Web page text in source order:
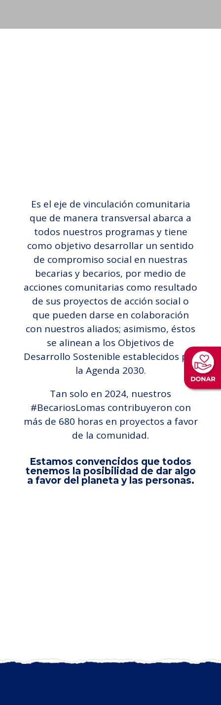
Es el eje de vinculación comunitaria
que de manera transversal abarca a
todos nuestros programas y tiene
como objetivo desarrollar un sentido
de compromiso social en nuestras
becarias y becarios, por medio de
acciones comunitarias como resultado
de sus proyectos de acción social o
que pueden darse en colaboración
con nuestros aliados; asimismo, éstos
se alinean a los Objetivos de
Desarrollo Sostenible establecidos por
la Agenda 2030.
Tan solo en 2024, nuestros
#BecariosLomas contribuyeron con
más de 680 horas en proyectos a favor
de la comunidad.
Estamos convencidos que todos
tenemos la posibilidad de dar algo
a favor del planeta y las personas.